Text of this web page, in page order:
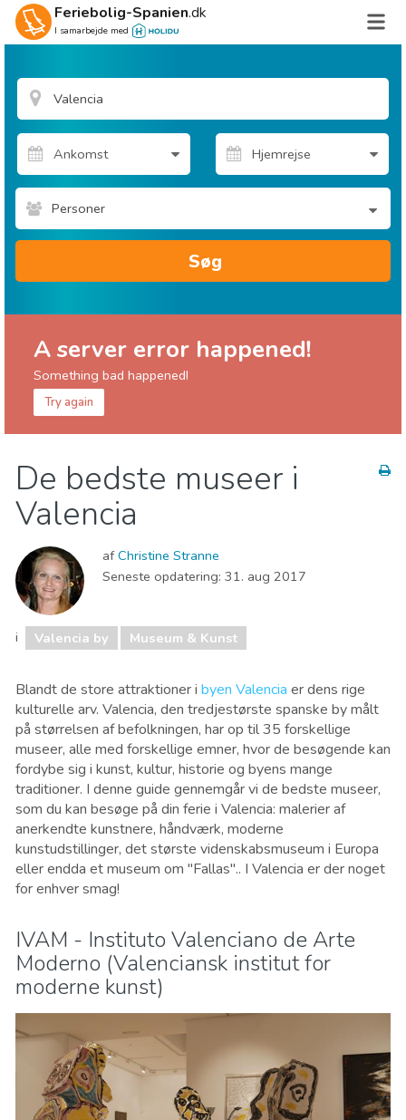
Feriebolig-Spanien.dk
I samarbejde med
Personer
Søg
A server error happened!
Something bad happened!
Try again
Børn og familie
Hvor skal I bo
Mad & Restauranter
Strande
De bedste museer i
Valencia
afChristine Stranne
Seneste opdatering: 31. aug 2017
i Valencia by Museum & Kunst
Blandt de store attraktioner i byen Valencia er dens rige
kulturelle arv. Valencia, den tredjestørste spanske by målt
på størrelsen af befolkningen, har op til 35 forskellige
museer, alle med forskellige emner, hvor de besøgende kan
fordybe sig i kunst, kultur, historie og byens mange
traditioner. I denne guide gennemgår vi de bedste museer,
som du kan besøge på din ferie i Valencia: malerier af
anerkendte kunstnere, håndværk, moderne
kunstudstillinger, det største videnskabsmuseum i Europa
eller endda et museum om "Fallas".. I Valencia er der noget
for enhver smag!
IVAM - Instituto Valenciano de Arte
Moderno (Valenciansk institut for
moderne kunst)